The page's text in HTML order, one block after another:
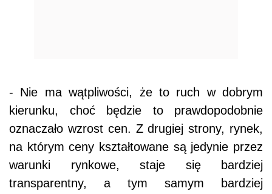
- Nie ma wątpliwości, że to ruch w dobrym
kierunku, choć będzie to prawdopodobnie
oznaczało wzrost cen. Z drugiej strony, rynek,
na którym ceny kształtowane są jedynie przez
warunki rynkowe, staje się bardziej
transparentny, a tym samym bardziej